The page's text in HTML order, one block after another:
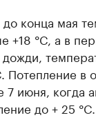
конца мая
+18 °C, а в
Потепление в
7 июня, когда
до + 25 °C.